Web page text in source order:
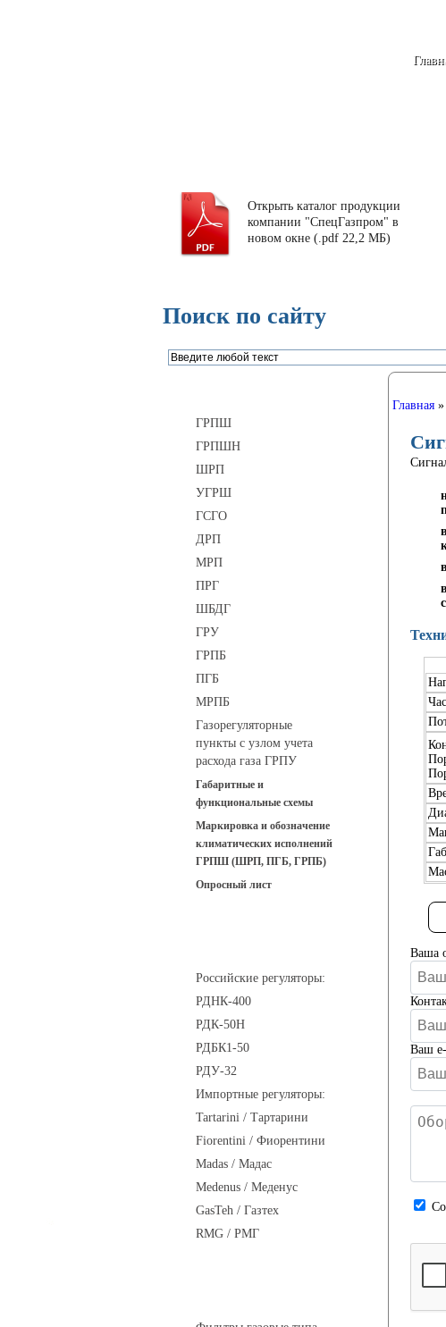
Открыть каталог продукции
компании "СпецГазпром" в
новом окне (.pdf 22,2 МБ)
Поиск по сайту
ГРПШ
ГРПШН
ШРП
УГРШ
ГСГО
ДРП
МРП
ПРГ
ШБДГ
ГРУ
ГРПБ
ПГБ
МРПБ
Газорегуляторные
пункты с узлом учета
расхода газа ГРПУ
Габаритные и
функциональные схемы
Маркировка и обозначение
климатических исполнений
ГРПШ (ШРП, ПГБ, ГРПБ)
Опросный лист
Российские регуляторы:
РДНК-400
РДК-50Н
РДБК1-50
РДУ-32
Импортные регуляторы:
Tartarini / Тартарини
Fiorentini / Фиорентини
Madas / Мадас
Medenus / Меденус
GasTeh / Газтех
RMG / РМГ
Главная »
Ваша
Ваш